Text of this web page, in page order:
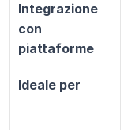
Integrazione
con
piattaforme
Ideale per